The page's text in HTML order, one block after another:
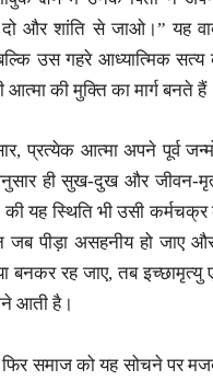
और शांति से जाओ।” यह
बल्कि उस गहरे आध्यात्मिक
आत्मा की मुक्ति का मार्ग बनते
प्रत्येक आत्मा अपने पूर्व
ही सुख-दुख और जीवन-
की यह स्थिति भी उसी कर्मचक्र
जब पीड़ा असहनीय हो जाए
बनकर रह जाए, तब
आती है।
समाज को यह सोचने पर